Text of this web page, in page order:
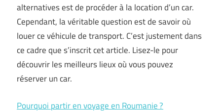
alternatives est de procéder à la location d’un car.
Cependant, la véritable question est de savoir où
louer ce véhicule de transport. C’est justement dans
ce cadre que s’inscrit cet article. Lisez-le pour
découvrir les meilleurs lieux où vous pouvez
réserver un car.
Pourquoi partir en voyage en Roumanie ?